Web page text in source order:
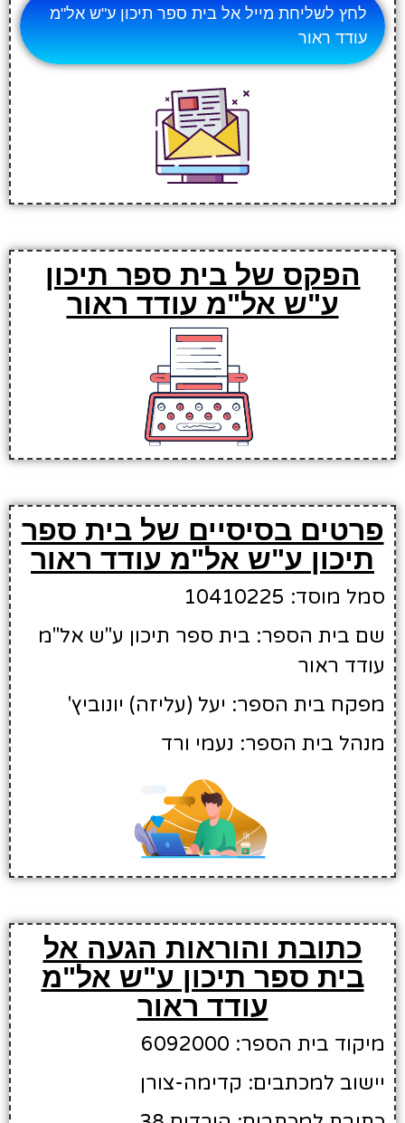
לחץ לשליחת מייל אל בית ספר תיכון ע"ש אל"מ
עודד ראור
הפקס של בית ספר תיכון
ע"ש אל"מ עודד ראור
פרטים בסיסיים של בית ספר
תיכון ע"ש אל"מ עודד ראור
סמל מוסד: 10410225
שם בית הספר: בית ספר תיכון ע"ש אל"מ
עודד ראור
מפקח בית הספר: יעל (עליזה) יונוביץ'
מנהל בית הספר: נעמי ורד
כתובת והוראות הגעה אל
בית ספר תיכון ע"ש אל"מ
עודד ראור
מיקוד בית הספר: 6092000
יישוב למכתבים: קדימה-צורן